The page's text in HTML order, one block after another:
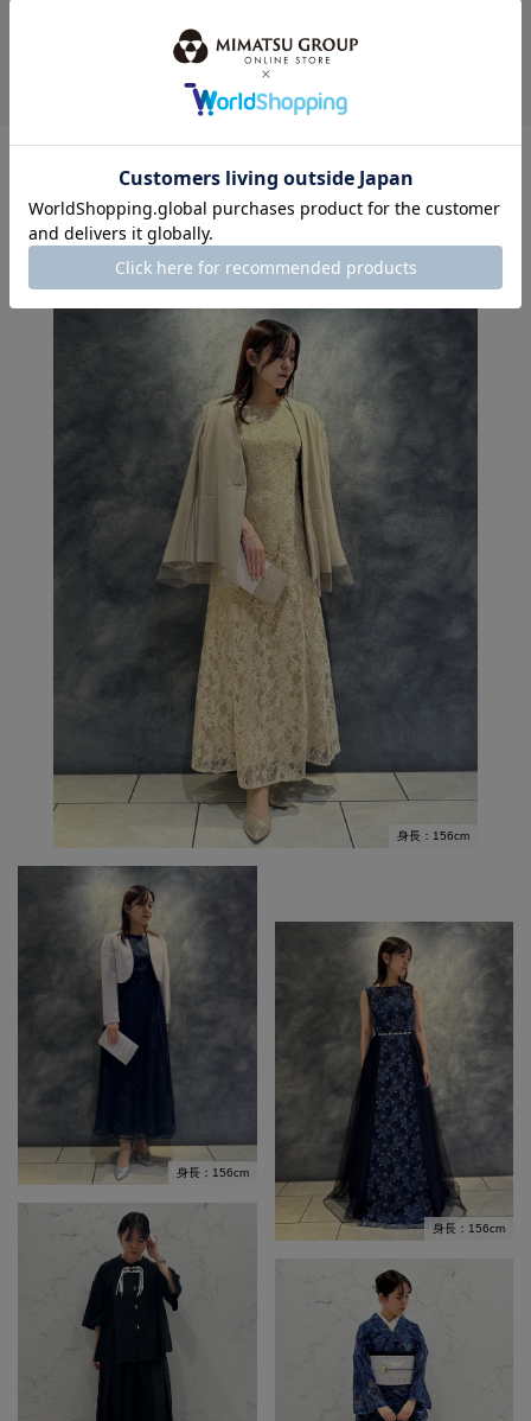
MORE
このスタッフの
その他のコーディネート
身長：156cm
身長：156cm
身長：156cm